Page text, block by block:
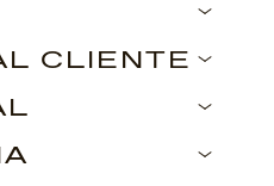
CLIENTE